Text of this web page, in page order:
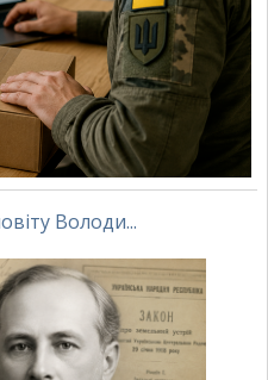
Володи...